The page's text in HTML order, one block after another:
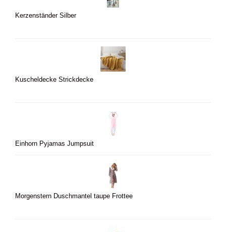
Kerzenständer Silber
Kuscheldecke Strickdecke
Einhorn Pyjamas Jumpsuit
Morgenstern Duschmantel taupe Frottee